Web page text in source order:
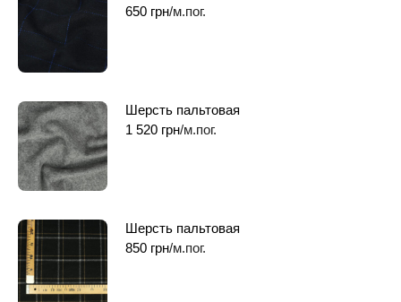
650 грн/м.пог.
Шерсть пальтовая
1 520 грн/м.пог.
Шерсть пальтовая
850 грн/м.пог.